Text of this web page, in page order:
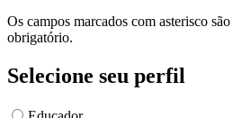
Os campos marcados com asterisco
obrigatório.
Selecione seu perfil